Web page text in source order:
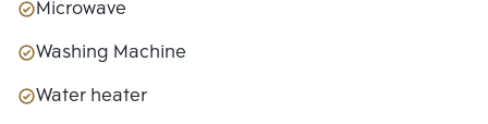
Microwave
Washing Machine
Water heater